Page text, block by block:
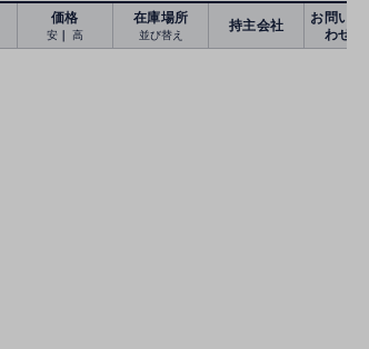
価格
安 ｜ 高
在庫場所
並び替え
持主会社
お問い合
わせ